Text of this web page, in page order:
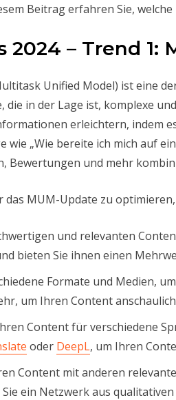
Beitrag erfahren Sie, welche
2024 – Trend 1:
Unified Model) ist eine
die in der Lage ist, komplexe
erleichtern, indem
wie „Wie bereite ich mich auf
Bewertungen und mehr
das MUM-Update zu
und relevanten
bieten Sie ihnen einen
Formate und Medien,
um Ihren Content
Content für verschiedene
oder DeepL, um Ihren
Content mit anderen
ein Netzwerk aus